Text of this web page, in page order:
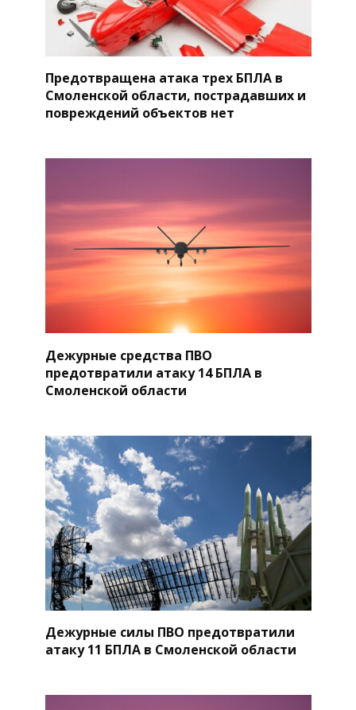
Предотвращена атака трех БПЛА в
Смоленской области, пострадавших и
повреждений объектов нет
Дежурные средства ПВО
предотвратили атаку 14 БПЛА в
Смоленской области
Дежурные силы ПВО предотвратили
атаку 11 БПЛА в Смоленской области